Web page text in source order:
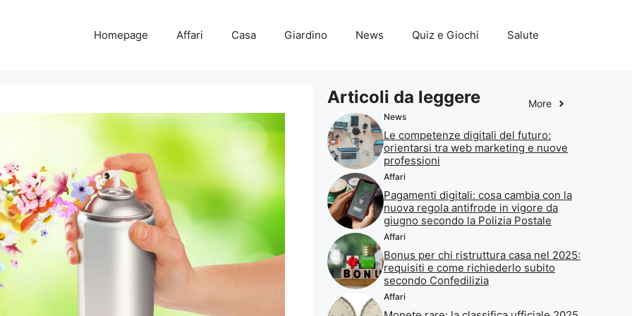
Homepage Affari Casa Giardino News Quiz e Giochi Salute
Articoli da leggere More
News
Le competenze digitali del futuro:
orientarsi tra web marketing e nuove
professioni
Affari
Pagamenti digitali: cosa cambia con la
nuova regola antifrode in vigore da
giugno secondo la Polizia Postale
Affari
Bonus per chi ristruttura casa nel 2025:
requisiti e come richiederlo subito
secondo Confedilizia
Affari